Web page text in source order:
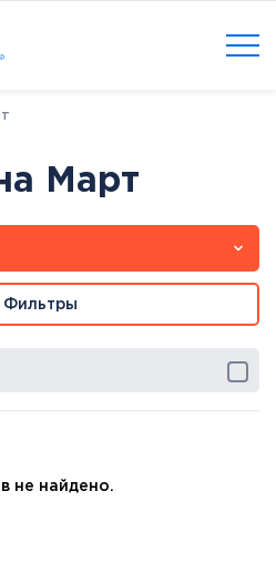
Март
Фильтры
не найдено.